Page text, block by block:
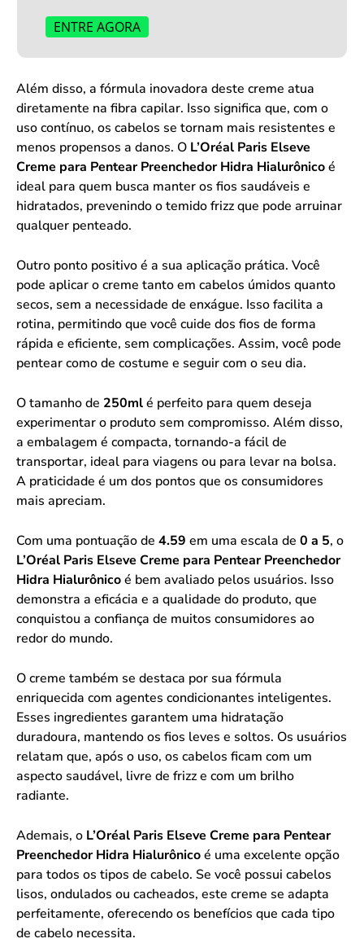
ENTRE AGORA
Além disso, a fórmula inovadora deste creme atua
diretamente na fibra capilar. Isso significa que, com o
uso contínuo, os cabelos se tornam mais resistentes e
menos propensos a danos. O L’Oréal Paris Elseve
Creme para Pentear Preenchedor Hidra Hialurônicoé
ideal para quem busca manter os fios saudáveis e
hidratados, prevenindo o temido frizz que pode arruinar
qualquer penteado.
Outro ponto positivo é a sua aplicação prática. Você
pode aplicar o creme tanto em cabelos úmidos quanto
secos, sem a necessidade de enxágue. Isso facilita a
rotina, permitindo que você cuide dos fios de forma
rápida e eficiente, sem complicações. Assim, você pode
pentear como de costume e seguir com o seu dia.
O tamanho de 250mlé perfeito para quem deseja
experimentar o produto sem compromisso. Além disso,
a embalagem é compacta, tornando-a fácil de
transportar, ideal para viagens ou para levar na bolsa.
A praticidade é um dos pontos que os consumidores
mais apreciam.
Com uma pontuação de 4.59 em uma escala de 0 a 5, o
L’Oréal Paris Elseve Creme para Pentear Preenchedor
Hidra Hialurônicoé bem avaliado pelos usuários. Isso
demonstra a eficácia e a qualidade do produto, que
conquistou a confiança de muitos consumidores ao
redor do mundo.
O creme também se destaca por sua fórmula
enriquecida com agentes condicionantes inteligentes.
Esses ingredientes garantem uma hidratação
duradoura, mantendo os fios leves e soltos. Os usuários
relatam que, após o uso, os cabelos ficam com um
aspecto saudável, livre de frizz e com um brilho
radiante.
Ademais, o L’Oréal Paris Elseve Creme para Pentear
Preenchedor Hidra Hialurônicoé uma excelente opção
para todos os tipos de cabelo. Se você possui cabelos
lisos, ondulados ou cacheados, este creme se adapta
perfeitamente, oferecendo os benefícios que cada tipo
de cabelo necessita.